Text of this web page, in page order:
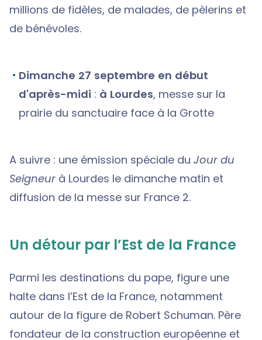
millions de fidèles, de malades, de pèlerins et
de bénévoles.
Dimanche 27 septembre en début
d'après-midi : à Lourdes, messe sur la
prairie du sanctuaire face à la Grotte
A suivre : une émission spéciale du Jour du
Seigneur à Lourdes le dimanche matin et
diffusion de la messe sur France 2.
Un détour par l’Est de la France
Parmi les destinations du pape, figure une
halte dans l’Est de la France, notamment
autour de la figure de Robert Schuman. Père
fondateur de la construction européenne et